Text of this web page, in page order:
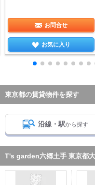
お問合せ
お気に入り
東京都の賃貸物件を探す
沿線・駅から探す
T's garden六郷土手 東京都